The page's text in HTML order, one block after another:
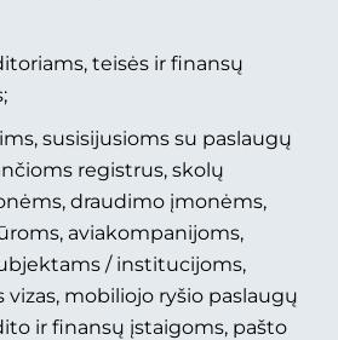
teisės ir finansų
susisijusioms su paslaugų
registrus, skolų
draudimo įmonėms,
aviakompanijoms,
/ institucijoms,
mobiliojo ryšio paslaugų
ir finansų įstaigoms, pašto